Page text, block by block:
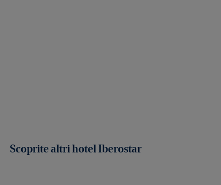
Scoprite altri hotel Iberostar